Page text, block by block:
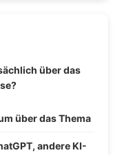
über das
über das Thema
andere KI-